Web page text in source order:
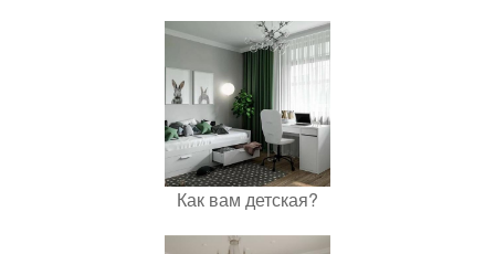
Как вам детская?